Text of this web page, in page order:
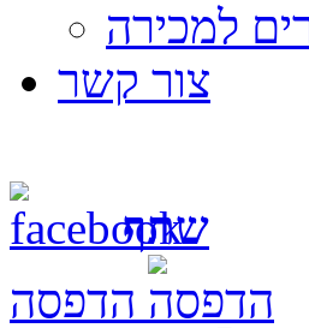
למכירה
צור קשר
שתף
הדפסה